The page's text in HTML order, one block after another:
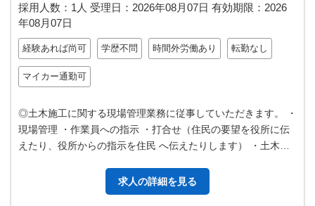
採用人数：1人 受理日： 2026年08月07日 有効期限： 2026
年08月07日
経験あれば尚可 学歴不問 時間外労働あり 転勤なし
マイカー通勤可
◎土木施工に関する現場管理業務に従事していただきます。 ・
現場管理 ・作業員への指示 ・打合せ（住民の要望を役所に伝
えたり、役所からの指示を住民 へ伝えたりします） ・土木施
求人の詳細を見る